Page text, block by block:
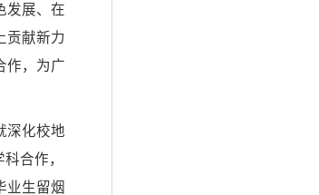
发展、在
贡献新力
作，为广
深化校地
合作，
业生留烟